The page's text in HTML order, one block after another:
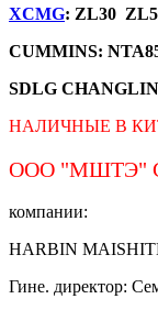
XCMG: ZL30
CUMMINS:
SDLG
НАЛИЧНЫЕ В
ООО "МШТЭ"
компании:
HARBIN
Гине. директор: